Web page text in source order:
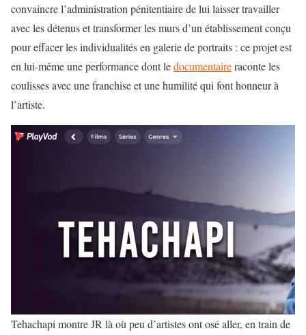
convaincre l’administration pénitentiaire de lui laisser travailler
avec les détenus et transformer les murs d’un établissement conçu
pour effacer les individualités en galerie de portraits : ce projet est
en lui-même une performance dont ledocumentaireraconte les
coulisses avec une franchise et une humilité qui font honneur à
l’artiste.
Tehachapi montre JR là où peu d’artistes ont osé aller, en train de